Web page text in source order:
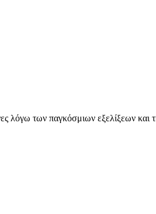
λόγω των παγκόσμιων εξελίξεων